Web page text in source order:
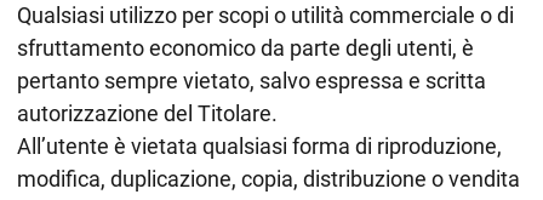
Qualsiasi utilizzo per scopi o utilità commerciale o di
sfruttamento economico da parte degli utenti, è
pertanto sempre vietato, salvo espressa e scritta
autorizzazione del Titolare.
All’utente è vietata qualsiasi forma di riproduzione,
modifica, duplicazione, copia, distribuzione o vendita